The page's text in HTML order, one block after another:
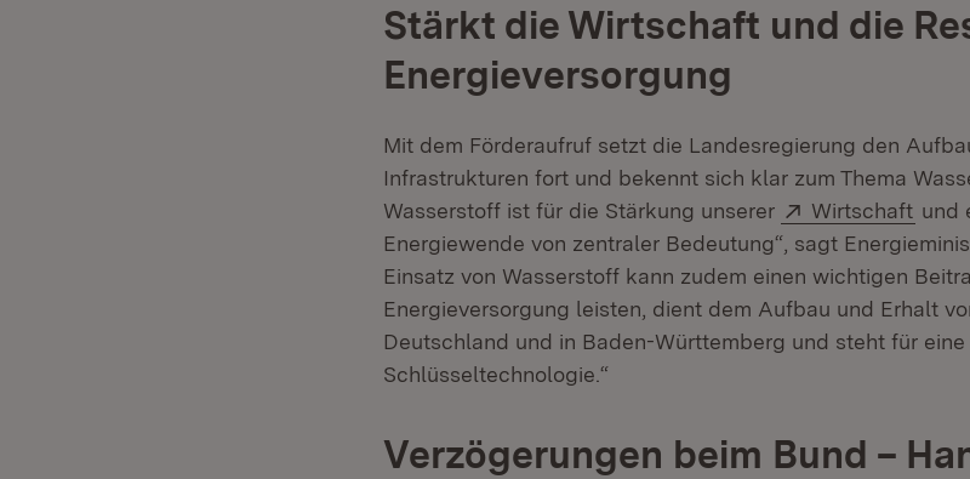
Stärkt die Wirtschaft und die
Energieversorgung
Mit dem Förderaufruf setzt die Landesregierung den
Infrastrukturen fort und bekennt sich klar zum Thema
Wasserstoff ist für die Stärkung unserer
Extern:
Wirtschaft und
Energiewende von zentraler Bedeutung“, sagt
Einsatz von Wasserstoff kann zudem einen wichtigen
Energieversorgung leisten, dient dem Aufbau und Erhalt
Deutschland und in Baden-Württemberg und steht für
Schlüsseltechnologie.“
Verzögerungen beim Bund –